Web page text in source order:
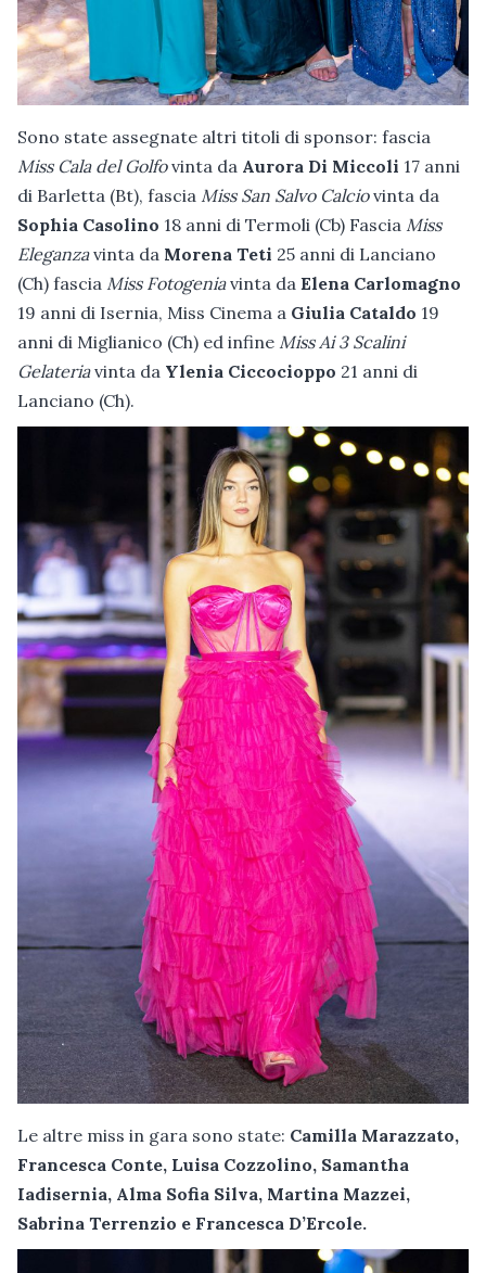
Sono state assegnate altri titoli di sponsor: fascia
Miss Cala del Golfovinta da Aurora Di Miccoli 17 anni
di Barletta (Bt), fascia Miss San Salvo Calciovinta da
Sophia Casolino 18 anni di Termoli (Cb) Fascia Miss
Eleganzavinta da Morena Teti 25 anni di Lanciano
(Ch) fascia Miss Fotogeniavinta da Elena Carlomagno
19 anni di Isernia, Miss Cinema a Giulia Cataldo 19
anni di Miglianico (Ch) ed infine Miss Ai 3 Scalini
Gelateriavinta da Ylenia Ciccocioppo 21 anni di
Lanciano (Ch).
Le altre miss in gara sono state: Camilla Marazzato,
Francesca Conte, Luisa Cozzolino, Samantha
Iadisernia, Alma Sofia Silva, Martina Mazzei,
Sabrina Terrenzio e Francesca D’Ercole.